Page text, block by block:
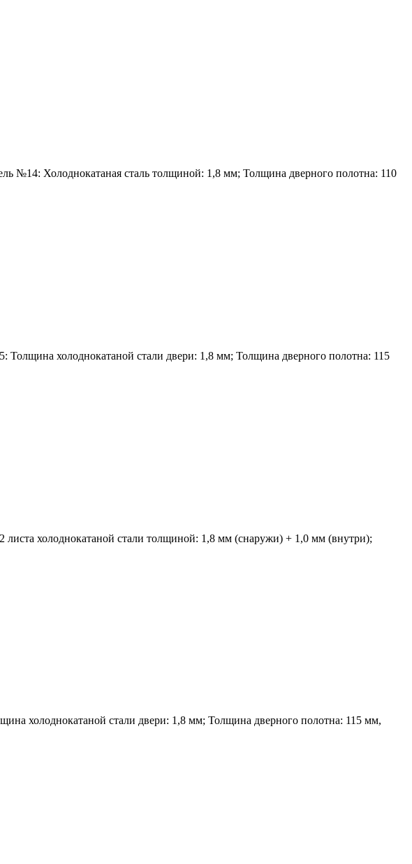
№14: Холоднокатаная сталь толщиной: 1,8 мм; Толщина дверного полотна: 110
холоднокатаной стали двери: 1,8 мм; Толщина дверного полотна: 115
холоднокатаной стали толщиной: 1,8 мм (снаружи) + 1,0 мм (внутри);
холоднокатаной стали двери: 1,8 мм; Толщина дверного полотна: 115 мм,